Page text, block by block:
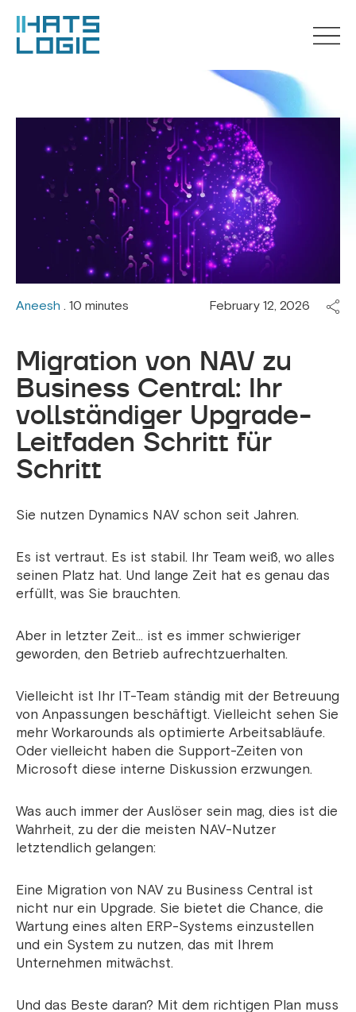
Aneesh . 10 minutes February 12, 2026
Migration von NAV zu
Business Central: Ihr
vollständiger Upgrade-
Leitfaden Schritt für
Schritt
Sie nutzen Dynamics NAV schon seit Jahren.
Es ist vertraut. Es ist stabil. Ihr Team weiß, wo alles
seinen Platz hat. Und lange Zeit hat es genau das
erfüllt, was Sie brauchten.
Aber in letzter Zeit… ist es immer schwieriger
geworden, den Betrieb aufrechtzuerhalten.
Vielleicht ist Ihr IT-Team ständig mit der Betreuung
von Anpassungen beschäftigt. Vielleicht sehen Sie
mehr Workarounds als optimierte Arbeitsabläufe.
Oder vielleicht haben die Support-Zeiten von
Microsoft diese interne Diskussion erzwungen.
Was auch immer der Auslöser sein mag, dies ist die
Wahrheit, zu der die meisten NAV-Nutzer
letztendlich gelangen:
Eine Migration von NAV zu Business Central ist
nicht nur ein Upgrade. Sie bietet die Chance, die
Wartung eines alten ERP-Systems einzustellen
und ein System zu nutzen, das mit Ihrem
Unternehmen mitwächst.
Und das Beste daran? Mit dem richtigen Plan muss